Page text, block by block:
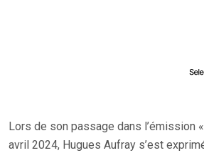
Lors de son passage dans l’émission
avril 2024, Hugues Aufray s’est